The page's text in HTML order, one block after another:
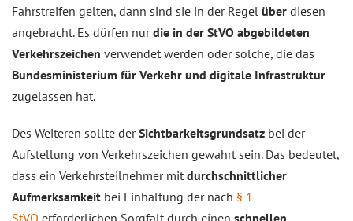
Fahrstreifen gelten, dann sind sie in der Regel über diesen
angebracht. Es dürfen nurdie in der StVO abgebildeten
Verkehrszeichen verwendet werden oder solche, die das
Bundesministerium für Verkehr und digitale Infrastruktur
zugelassen hat.
Des Weiteren sollte derSichtbarkeitsgrundsatz bei der
Aufstellung von Verkehrszeichen gewahrt sein. Das bedeutet,
dass ein Verkehrsteilnehmer mit durchschnittlicher
Aufmerksamkeit bei Einhaltung der nach § 1
StVO erforderlichen Sorgfalt durch einen schnellen,